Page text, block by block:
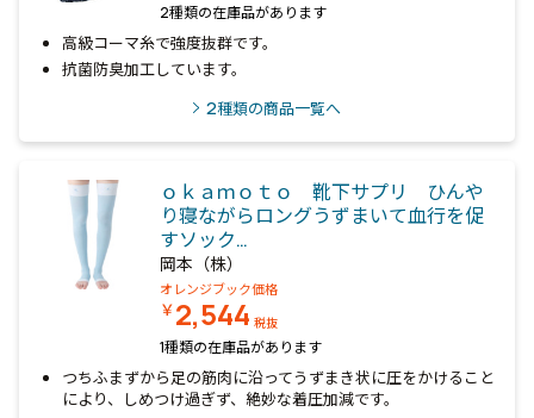
2種類の在庫品があります
高級コーマ糸で強度抜群です。
抗菌防臭加工しています。
2種類の商品一覧へ
ｏｋａｍｏｔｏ 靴下サプリ ひんや
り寝ながらロングうずまいて血行を促
すソック…
岡本（株）
オレンジブック価格
￥2,544 税抜
1種類の在庫品があります
つちふまずから足の筋肉に沿ってうずまき状に圧をかけること
により、しめつけ過ぎず、絶妙な着圧加減です。